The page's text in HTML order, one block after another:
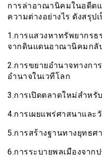
การล่าอาณานิคมในอดีต
ความต่างอย่างไร ดังสรุป
1.การแสวงหาทรัพยากร
จากดินแดนอาณานิคมกลั
2.การขยายอำนาจทางกา
อำนาจในเวทีโลก
3.การเปิดตลาดใหม่สำห
4.การเผยแพร่ศาสนาแล
5.การสร้างฐานทางยุทธศ
6.การระบายพลเมืองจาก